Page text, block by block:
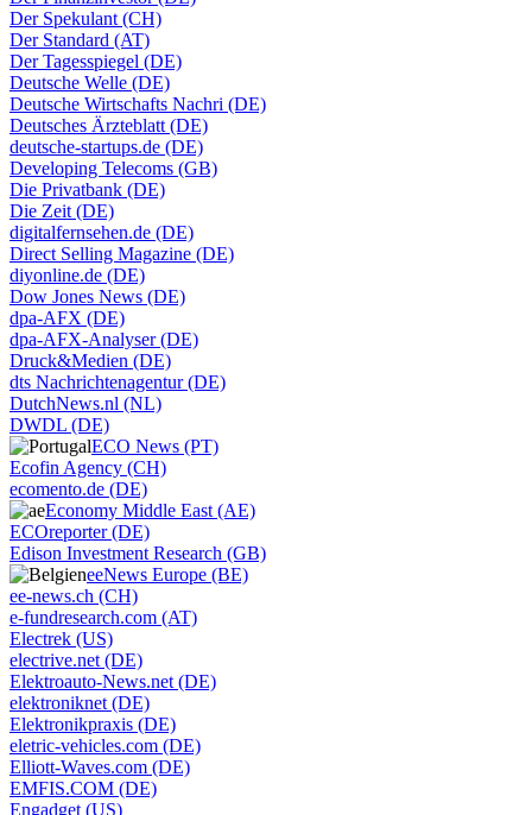
Der Spekulant (CH)
Der Standard (AT)
Der Tagesspiegel (DE)
Deutsche Welle (DE)
Deutsche Wirtschafts Nachri (DE)
Deutsches Ärzteblatt (DE)
deutsche-startups.de (DE)
Developing Telecoms (GB)
Die Privatbank (DE)
Die Zeit (DE)
digitalfernsehen.de (DE)
Direct Selling Magazine (DE)
diyonline.de (DE)
Dow Jones News (DE)
dpa-AFX (DE)
dpa-AFX-Analyser (DE)
Druck&Medien (DE)
dts Nachrichtenagentur (DE)
DutchNews.nl (NL)
DWDL (DE)
ECO News (PT)
Ecofin Agency (CH)
ecomento.de (DE)
Economy Middle East (AE)
ECOreporter (DE)
Edison Investment Research (GB)
eeNews Europe (BE)
ee-news.ch (CH)
e-fundresearch.com (AT)
Electrek (US)
electrive.net (DE)
Elektroauto-News.net (DE)
elektroniknet (DE)
Elektronikpraxis (DE)
eletric-vehicles.com (DE)
Elliott-Waves.com (DE)
EMFIS.COM (DE)
Engadget (US)